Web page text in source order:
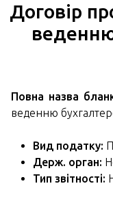
Договір
Повна назва
веденню
Вид податку:
Держ. орган:
Тип звітності: